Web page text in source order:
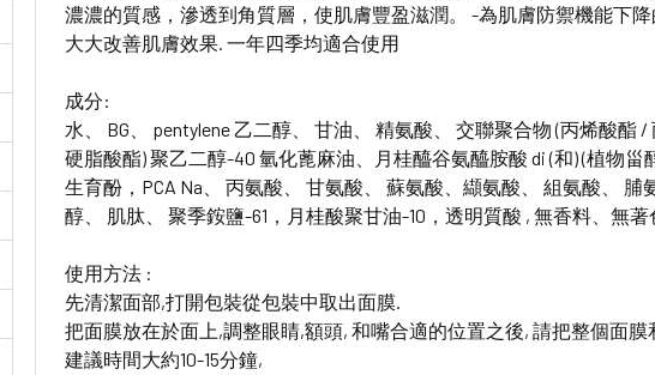
濃濃的質感，滲透到角質層，使肌膚豐盈滋潤。 -為肌膚防禦機能下
大大改善肌膚效果. 一年四季均適合使用
成分:
水、 BG、 pentylene 乙二醇、 甘油、 精氨酸、 交聯聚合物 (丙烯酸酯
硬脂酸酯) 聚乙二醇-40 氫化蓖麻油、月桂醯谷氨醯胺酸 di (和) (植物
生育酚，PCA Na、 丙氨酸、 甘氨酸、 蘇氨酸、纈氨酸、 組氨酸、
醇、 肌肽、 聚季銨鹽-61，月桂酸聚甘油-10，透明質酸 , 無香料、無
使用方法 :
先清潔面部,打開包裝從包裝中取出面膜.
把面膜放在於面上,調整眼睛,額頭, 和嘴合適的位置之後, 請把整個面
建議時間大約10-15分鐘,